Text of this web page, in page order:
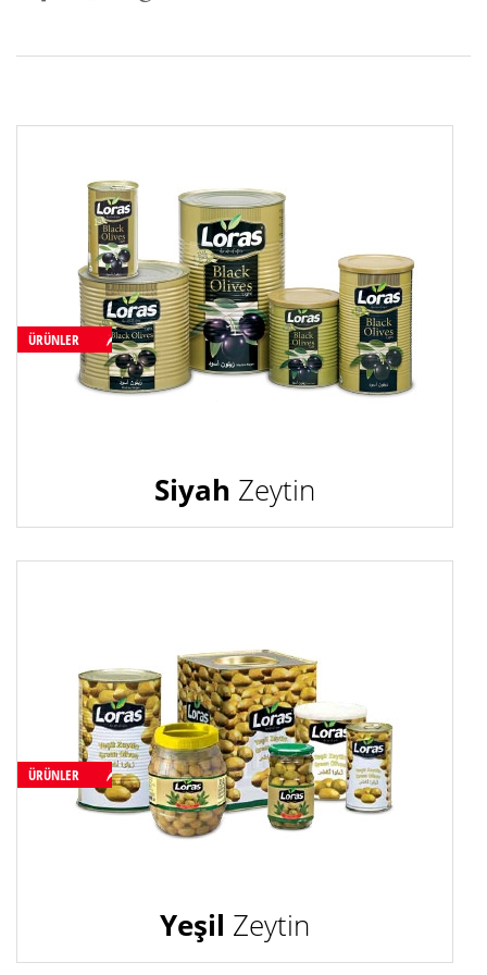
ÜRÜNLER
Siyah Zeytin
ÜRÜNLER
Yeşil Zeytin